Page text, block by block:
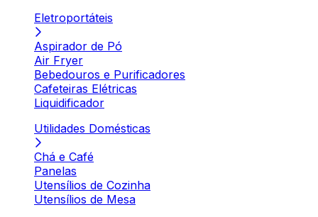
Eletroportáteis
Aspirador de Pó
Air Fryer
Bebedouros e Purificadores
Cafeteiras Elétricas
Liquidificador
Utilidades Domésticas
Chá e Café
Panelas
Utensílios de Cozinha
Utensílios de Mesa